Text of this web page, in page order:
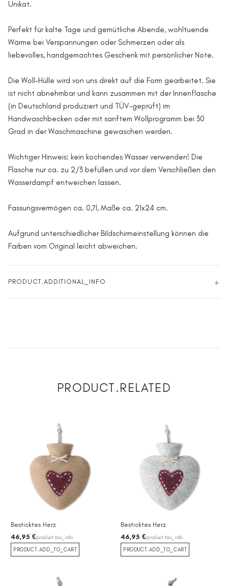
Unikat.
Perfekt für kalte Tage und gemütliche Abende, wohltuende
Wärme bei Verspannungen oder Schmerzen oder als
liebevolles, handgemachtes Geschenk mit persönlicher Note.
Die Woll-Hülle wird von uns direkt auf die Form gearbeitet. Sie
ist nicht abnehmbar und kann zusammen mit der Innenflasche
(in Deutschland produziert und TÜV-geprüft) im
Handwaschbecken oder mit sanftem Wollprogramm bei 30
Grad in der Waschmaschine gewaschen werden.
Wichtiger Hinweis: kein kochendes Wasser verwenden! Die
Flasche nur ca. zu 2/3 befüllen und vor dem Verschließen den
Wasserdampf entweichen lassen.
Fassungsvermögen ca. 0,7l, Maße ca. 21x24 cm.
Aufgrund unterschiedlicher Bildschirmeinstellung können die
Farben vom Original leicht abweichen.
PRODUCT.ADDITIONAL_INFO
PRODUCT.RELATED
Besticktes Herz
46,95 €product.tax_info
PRODUCT.ADD_TO_CART
Besticktes Herz
46,95 €product.tax_info
PRODUCT.ADD_TO_CART